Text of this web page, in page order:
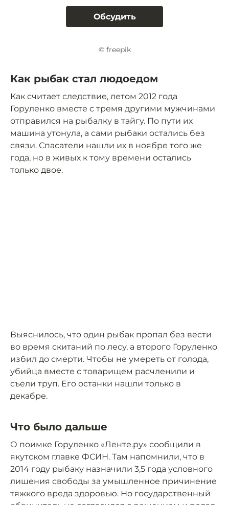
Обсудить
© freepik
Как рыбак стал людоедом
Как считает следствие, летом 2012 года
Горуленко вместе с тремя другими мужчинами
отправился на рыбалку в тайгу. По пути их
машина утонула, а сами рыбаки остались без
связи. Спасатели нашли их в ноябре того же
года, но в живых к тому времени остались
только двое.
Выяснилось, что один рыбак пропал без вести
во время скитаний по лесу, а второго Горуленко
избил до смерти. Чтобы не умереть от голода,
убийца вместе с товарищем расчленили и
съели труп. Его останки нашли только в
декабре.
Что было дальше
О поимке Горуленко «Ленте.ру» сообщили в
якутском главке ФСИН. Там напомнили, что в
2014 году рыбаку назначили 3,5 года условного
лишения свободы за умышленное причинение
тяжкого вреда здоровью. Но государственный